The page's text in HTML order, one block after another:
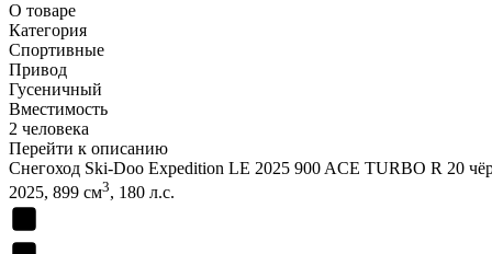
О товаре
Категория
Спортивные
Привод
Гусеничный
Вместимость
2 человека
Перейти к описанию
Снегоход Ski-Doo Expedition LE 2025 900 ACE TURBO R 20
2025, 899 см3, 180 л.с.